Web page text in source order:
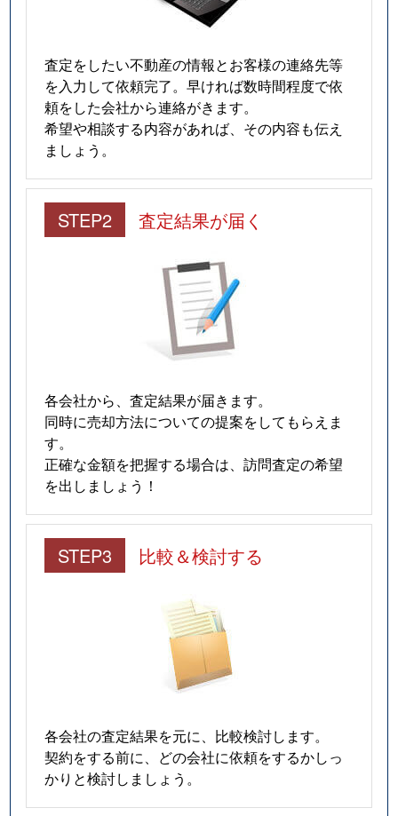
査定をしたい不動産の情報とお客様の連絡先等
を入力して依頼完了。早ければ数時間程度で依
頼をした会社から連絡がきます。
希望や相談する内容があれば、その内容も伝え
ましょう。
STEP2 査定結果が届く
各会社から、査定結果が届きます。
同時に売却方法についての提案をしてもらえま
す。
正確な金額を把握する場合は、訪問査定の希望
を出しましょう！
STEP3 比較＆検討する
各会社の査定結果を元に、比較検討します。
契約をする前に、どの会社に依頼をするかしっ
かりと検討しましょう。